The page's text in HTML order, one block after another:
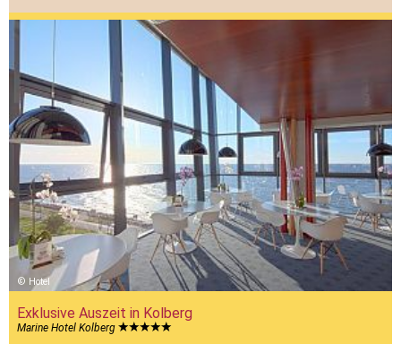
Hotel
Exklusive Auszeit in Kolberg
Marine Hotel Kolberg